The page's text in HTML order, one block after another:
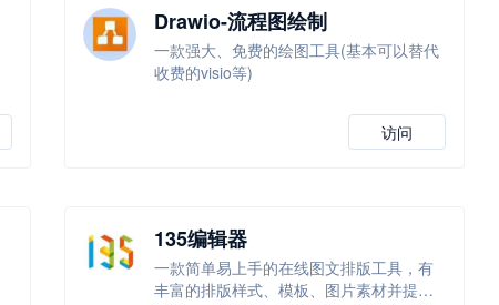
Drawio-流程图绘制
一款强大、免费的绘图工具(基本可以替代
收费的visio等)
访问
135编辑器
一款简单易上手的在线图文排版工具，有
丰富的排版样式、模板、图片素材并提供